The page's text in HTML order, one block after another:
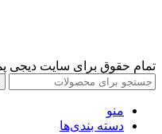
تمام حقوق برای سایت دیجی
منو
دسته بندی‌ها